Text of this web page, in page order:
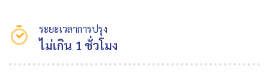
ระยะเวลาการปรุง
ไม่เกิน 1 ชั่วโมง